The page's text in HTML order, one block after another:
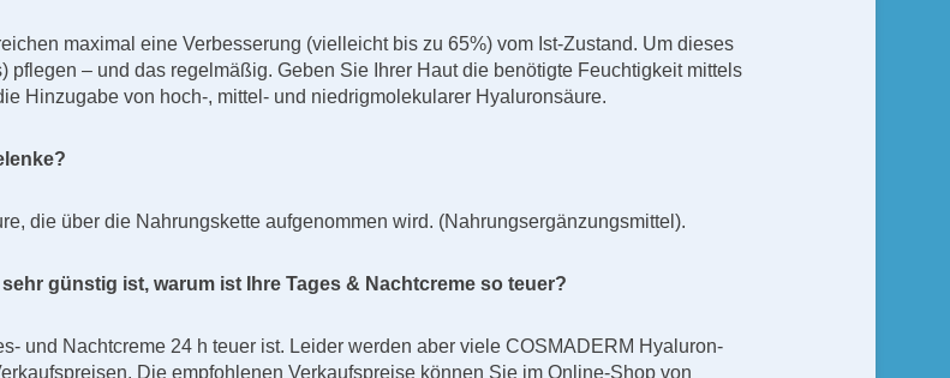
maximal eine Verbesserung (vielleicht bis zu 65%) vom Ist-Zustand. Um dieses
– und das regelmäßig. Geben Sie Ihrer Haut die benötigte Feuchtigkeit mittels
Hinzugabe von hoch-, mittel- und niedrigmolekularer Hyaluronsäure.
die über die Nahrungskette aufgenommen wird. (Nahrungsergänzungsmittel).
günstig ist, warum ist Ihre Tages & Nachtcreme so teuer?
und Nachtcreme 24 h teuer ist. Leider werden aber viele COSMADERM Hyaluron-
Die empfohlenen Verkaufspreise können Sie im Online-Shop von